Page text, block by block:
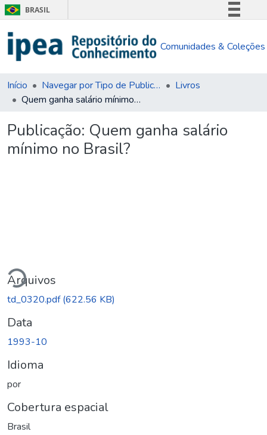
BRASIL
Comunica BR
Acesso à informação
Comunidades & Coleções
Início Navegar por Tipo de Publicação
Livros
Quem ganha salário mínimo no Brasil?
Publicação: Quem ganha salário
mínimo no Brasil?
Arquivos
td_0320.pdf(622.56 KB)
Data
1993-10
Idioma
por
Cobertura espacial
Brasil